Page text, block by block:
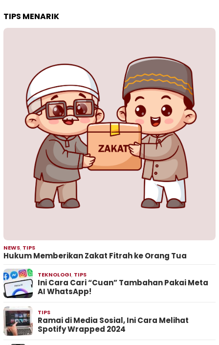
TIPS MENARIK
NEWS, TIPS
Hukum Memberikan Zakat Fitrah ke Orang Tua
TEKNOLOGI, TIPS
Ini Cara Cari “Cuan” Tambahan Pakai Meta
AI WhatsApp!
TIPS
Ramai di Media Sosial, Ini Cara Melihat
Spotify Wrapped 2024